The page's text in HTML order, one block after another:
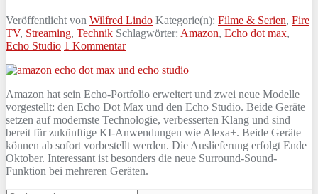
Veröffentlicht von Wilfred Lindo Kategorie(n): Filme & Serien, Fire
TV, Streaming, Technik Schlagwörter: Amazon, Echo dot max,
Echo Studio 1 Kommentar
Amazon hat sein Echo-Portfolio erweitert und zwei neue Modelle
vorgestellt: den Echo Dot Max und den Echo Studio. Beide Geräte
setzen auf modernste Technologie, verbesserten Klang und sind
bereit für zukünftige KI-Anwendungen wie Alexa+. Beide Geräte
können ab sofort vorbestellt werden. Die Auslieferung erfolgt Ende
Oktober. Interessant ist besonders die neue Surround-Sound-
Funktion bei mehreren Geräten.